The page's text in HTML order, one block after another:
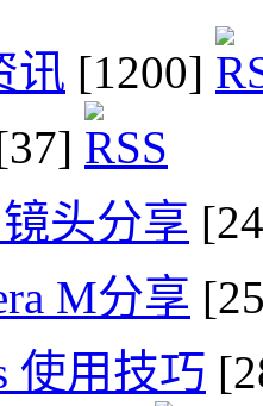
讯 [1200]
头分享
M分享
使用技巧